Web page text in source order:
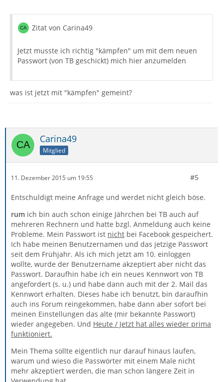
Zitat von Carina49
Jetzt musste ich richtig "kämpfen" um mit dem neuen
Passwort (von TB geschickt) mich hier anzumelden
was ist jetzt mit "kämpfen" gemeint?
Carina49
Mitglied
11. Dezember 2015 um 19:55 #5
Entschuldigt meine Anfrage und werdet nicht gleich böse.
rum ich bin auch schon einige Jährchen bei TB auch auf
mehreren Rechnern und hatte bzgl. Anmeldung auch keine
Probleme. Mein Passwort ist nicht bei Facebook gespeichert.
Ich habe meinen Benutzernamen und das jetzige Passwort
seit dem Frühjahr. Als ich mich jetzt am 10. einloggen
wollte, wurde der Benutzername akzeptiert aber nicht das
Passwort. Daraufhin habe ich ein neues Kennwort von TB
angefordert (s. u.) und habe dann auch mit der 2. Mail das
Kennwort erhalten. Dieses habe ich benutzt, bin daraufhin
auch ins Forum reingekommen, habe dann aber sofort bei
meinen Einstellungen das alte (mir bekannte Passwort)
wieder angegeben. Und Heute / Jetzt hat alles wieder prima
funktioniert.
Mein Thema sollte eigentlich nur darauf hinaus laufen,
warum und wieso die Passwörter mit einem Male nicht
mehr akzeptiert werden, die man schon längere Zeit in